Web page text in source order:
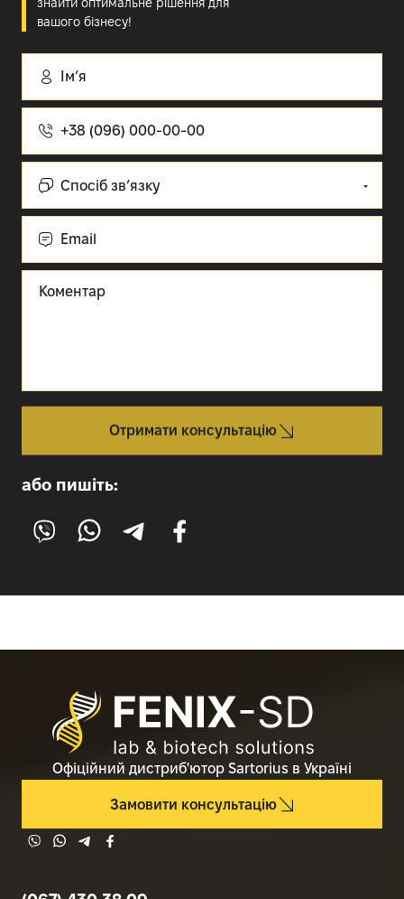
вашого бізнесу!
або пишіть:
телефону
зв’язку:Cпосіб зв’язку
Отримати консультацію
Офіційний дистриб'ютор Sartorius в Україні
Замовити консультацію